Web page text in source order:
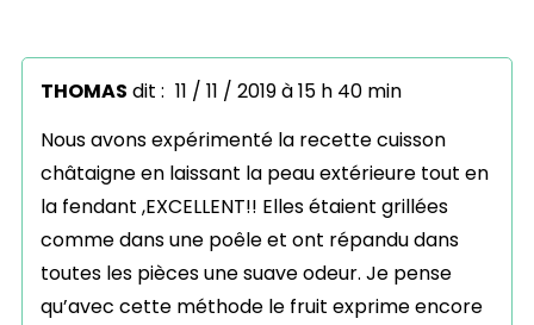
THOMAS dit : 11 / 11 / 2019 à 15 h 40 min
Nous avons expérimenté la recette cuisson
châtaigne en laissant la peau extérieure tout en
la fendant ,EXCELLENT!! Elles étaient grillées
comme dans une poêle et ont répandu dans
toutes les pièces une suave odeur. Je pense
qu’avec cette méthode le fruit exprime encore